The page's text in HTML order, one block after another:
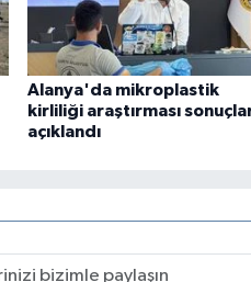
Alanya'da mikroplastik
kirliliği araştırması
açıklandı